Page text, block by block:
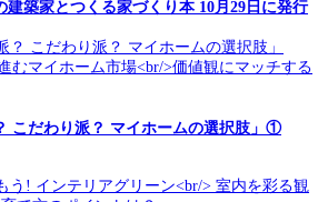
建築家とつくる家づくり本 10月29日に発行
こだわり派？ マイホームの選択肢」①